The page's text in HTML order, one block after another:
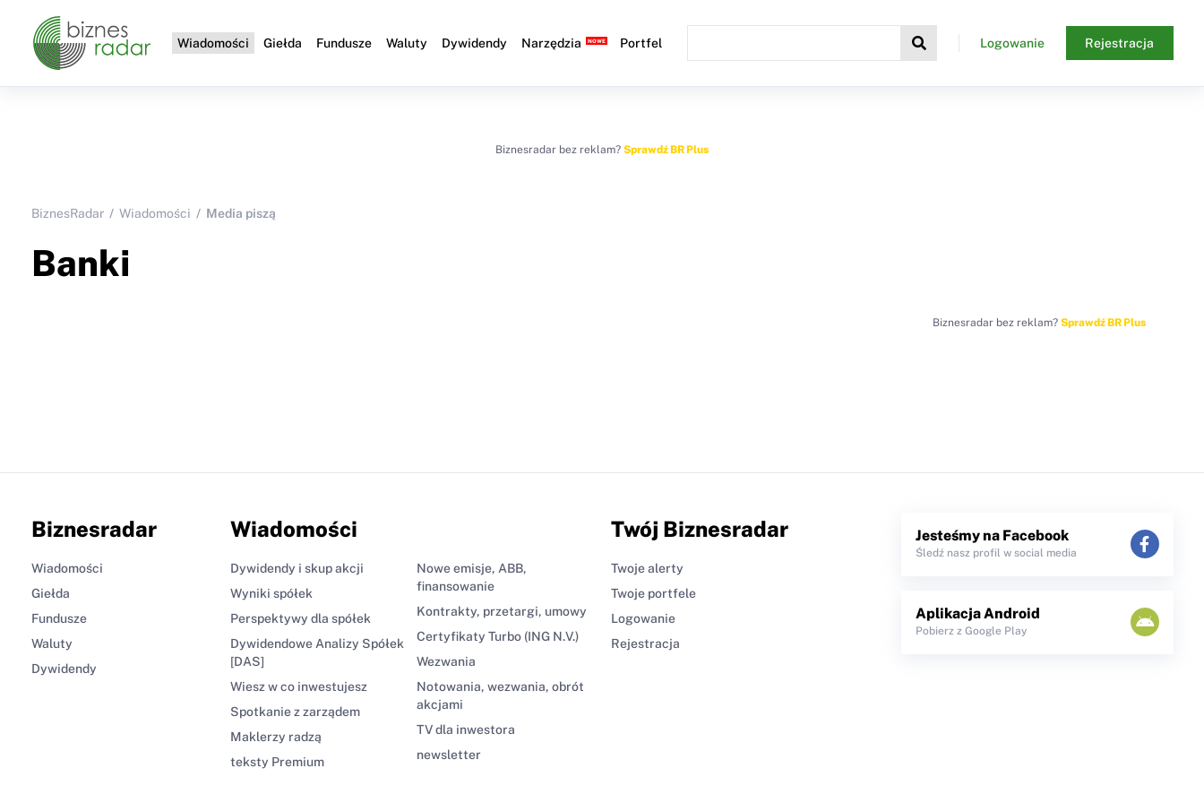
Wiadomości Giełda Fundusze Waluty Dywidendy Narzędzia Portfel Logowanie Rejestracja
Biznesradar bez reklam? Sprawdź BR Plus
BiznesRadar Wiadomości Media piszą
Banki
Biznesradar bez reklam? Sprawdź BR Plus
Biznesradar
Wiadomości
Giełda
Fundusze
Waluty
Dywidendy
Wiadomości
Dywidendy i skup akcji
Wyniki spółek
Perspektywy dla spółek
Dywidendowe Analizy Spółek
[DAS]
Wiesz w co inwestujesz
Spotkanie z zarządem
Maklerzy radzą
teksty Premium
Nowe emisje, ABB,
finansowanie
Kontrakty, przetargi, umowy
Certyfikaty Turbo (ING N.V.)
Wezwania
Notowania, wezwania, obrót
akcjami
TV dla inwestora
newsletter
Twój Biznesradar
Twoje alerty
Twoje portfele
Logowanie
Rejestracja
Jesteśmy na Facebook
Śledź nasz profil w social media
Aplikacja Android
Pobierz z Google Play